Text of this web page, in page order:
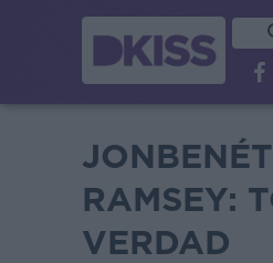
JONBENÉT
RAMSEY:
VERDAD